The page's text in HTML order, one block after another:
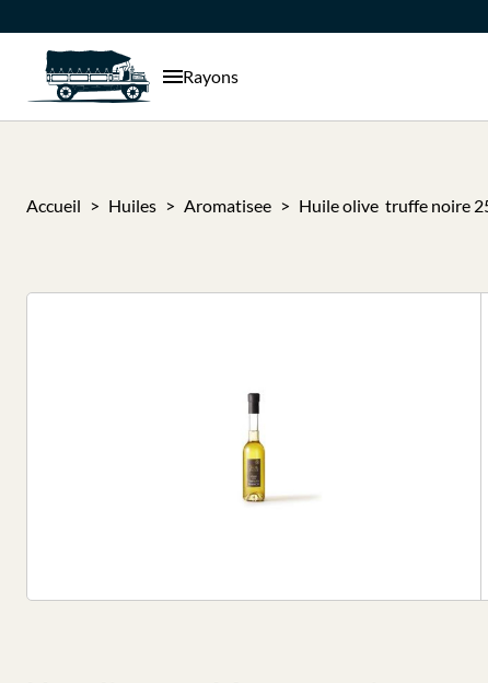
Rayons
Accueil Huiles Aromatisee Huile olive truffe noire